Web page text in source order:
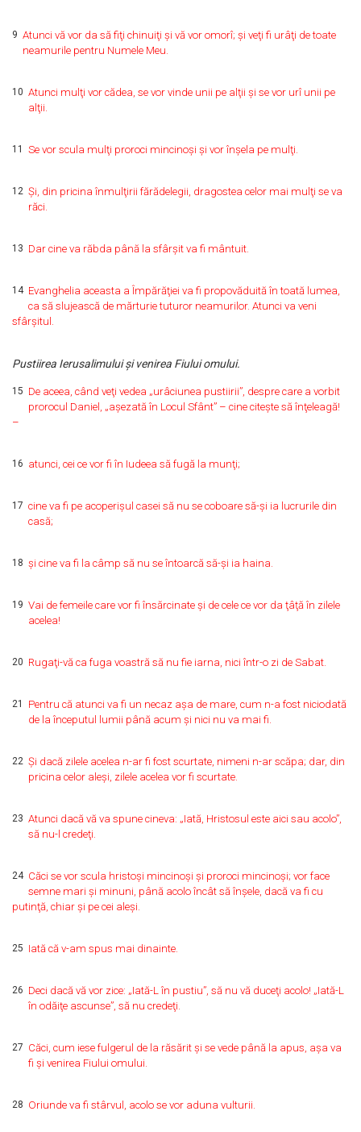
9 Atunci vă vor da să fiţi chinuiţi şi vă vor omorî; şi veţi fi urâţi de toate
neamurile pentru Numele Meu.
10 Atunci mulţi vor cădea, se vor vinde unii pe alţii şi se vor urî unii pe
alţii.
11 Se vor scula mulţi proroci mincinoşi şi vor înşela pe mulţi.
12 Şi, din pricina înmulţirii fărădelegii, dragostea celor mai mulţi se va
răci.
13 Dar cine va răbda până la sfârşit va fi mântuit.
14 Evanghelia aceasta a Împărăţiei va fi propovăduită în toată lumea,
ca să slujească de mărturie tuturor neamurilor. Atunci va veni
sfârşitul.
Pustiirea Ierusalimului şi venirea Fiului omului.
15 De aceea, când veţi vedea „urâciunea pustiirii”, despre care a vorbit
prorocul Daniel, „aşezată în Locul Sfânt” – cine citeşte să înţeleagă!
–
16 atunci, cei ce vor fi în Iudeea să fugă la munţi;
17 cine va fi pe acoperişul casei să nu se coboare să-şi ia lucrurile din
casă;
18 şi cine va fi la câmp să nu se întoarcă să-şi ia haina.
19 Vai de femeile care vor fi însărcinate şi de cele ce vor da ţâţă în zilele
acelea!
20 Rugaţi-vă ca fuga voastră să nu fie iarna, nici într-o zi de Sabat.
21 Pentru că atunci va fi un necaz aşa de mare, cum n-a fost niciodată
de la începutul lumii până acum şi nici nu va mai fi.
22 Şi dacă zilele acelea n-ar fi fost scurtate, nimeni n-ar scăpa; dar, din
pricina celor aleşi, zilele acelea vor fi scurtate.
23 Atunci dacă vă va spune cineva: „Iată, Hristosul este aici sau acolo”,
să nu-l credeţi.
24 Căci se vor scula hristoşi mincinoşi şi proroci mincinoşi; vor face
semne mari şi minuni, până acolo încât să înşele, dacă va fi cu
putinţă, chiar şi pe cei aleşi.
25 Iată că v-am spus mai dinainte.
26 Deci dacă vă vor zice: „Iată-L în pustiu”, să nu vă duceţi acolo! „Iată-L
în odăiţe ascunse”, să nu credeţi.
27 Căci, cum iese fulgerul de la răsărit şi se vede până la apus, aşa va
fi şi venirea Fiului omului.
28 Oriunde va fi stârvul, acolo se vor aduna vulturii.